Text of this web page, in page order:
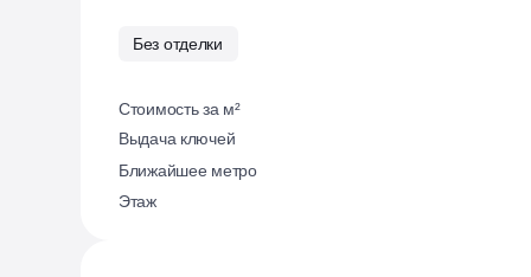
Без отделки
Стоимость за м²
Выдача ключей
Ближайшее метро
Этаж